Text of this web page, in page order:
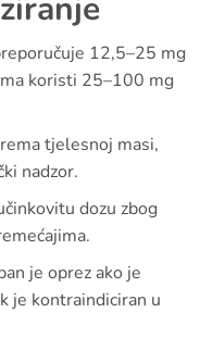
12,5–25 mg
koristi 25–100 mg
tjelesnoj masi,
nadzor.
dozu zbog
je oprez ako je
je kontraindiciran u